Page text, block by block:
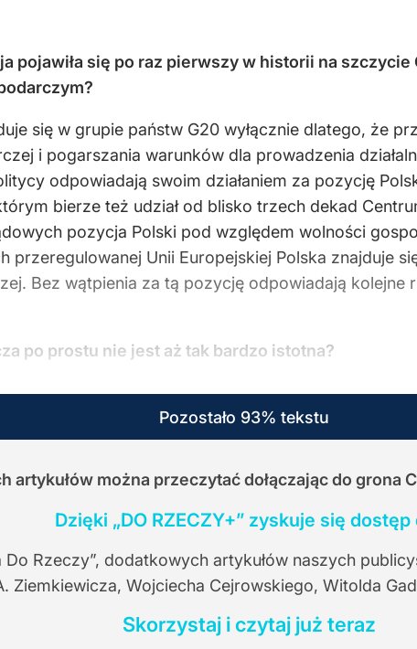
pojawiła się po raz pierwszy w historii na szczycie
się w grupie państw G20 wyłącznie dlatego, że
i pogarszania warunków dla prowadzenia
odpowiadają swoim działaniem za pozycję
bierze też udział od blisko trzech dekad
pozycja Polski pod względem wolności
przeregulowanej Unii Europejskiej Polska znajduje
Bez wątpienia za tą pozycję odpowiadają kolejne
po prostu nie jest aż tak bardzo istotna?
Pozostało 93% tekstu
artykułów można przeczytać dołączając do grona
Dzięki „DO RZECZY+” zyskuje się dostęp
Do Rzeczy”, dodatkowych artykułów naszych
Ziemkiewicza, Wojciecha Cejrowskiego, Witolda
Skorzystaj i czytaj już teraz